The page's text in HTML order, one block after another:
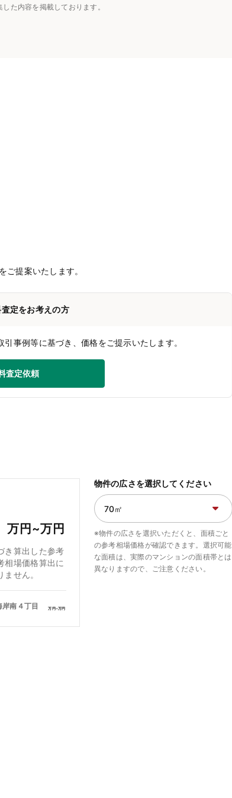
た内容を掲載しております。
ご提案いたします。
定をお考えの方
事例等に基づき、価格をご提示いたします。
査定依頼
万円~万円
き算出した参考
相場価格算出に
せん。
南４丁目 万円~万円
物件の広さを選択してください
※物件の広さを選択いただくと、面積ごと
の参考相場価格が確認できます。選択可能
な面積は、実際のマンションの面積帯とは
異なりますので、ご注意ください。